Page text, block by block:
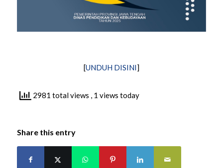
[UNDUH DISINI]
2981 total views , 1 views today
Share this entry